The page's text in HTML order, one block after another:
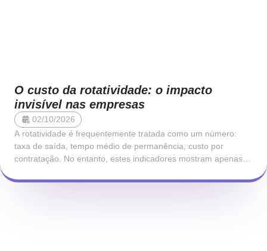
O custo da rotatividade: o impacto
invisível nas empresas
02/10/2026
A rotatividade é frequentemente tratada como um número:
taxa de saída, tempo médio de permanência, custo por
contratação. No entanto, estes indicadores mostram apenas a
num sistema que depende de continuidade, relações,